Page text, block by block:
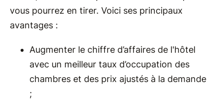
vous pourrez en tirer. Voici ses principaux
avantages :
Augmenter le chiffre d’affaires de l'hôtel
avec un meilleur taux d’occupation des
chambres et des prix ajustés à la demande
;